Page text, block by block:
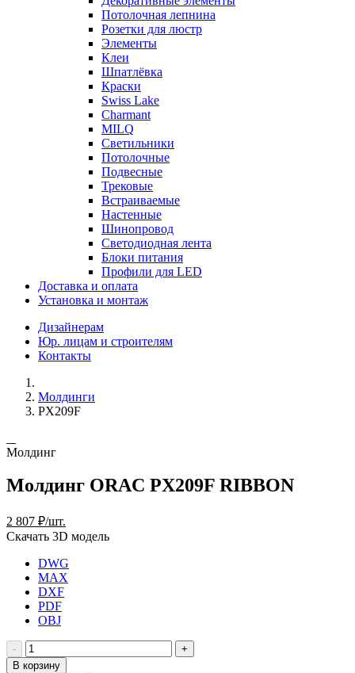
Потолочная лепнина
Розетки для люстр
Элементы
Клеи
Шпатлёвка
Краски
Swiss Lake
Charmant
MILQ
Светильники
Потолочные
Подвесные
Трековые
Встраиваемые
Настенные
Шинопровод
Светодиодная лента
Блоки питания
Профили для LED
Доставка и оплата
Установка и монтаж
Дизайнерам
Юр. лицам и строителям
Контакты
Молдинги
PX209F
Молдинг
Молдинг ORAC PX209F RIBBON
2 807 ₽/шт.
Скачать 3D модель
DWG
MAX
DXF
PDF
OBJ
В корзину